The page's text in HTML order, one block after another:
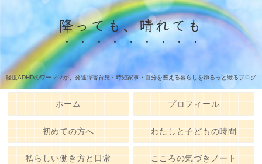
降っても、晴れても
軽度ADHDのワーママが、発達障害育児・時短家事・自分を整える暮らしをゆるっと綴るブログ
ホーム プロフィール
初めての方へ わたしと子どもの時間
私らしい働き方と日常 こころの気づきノート